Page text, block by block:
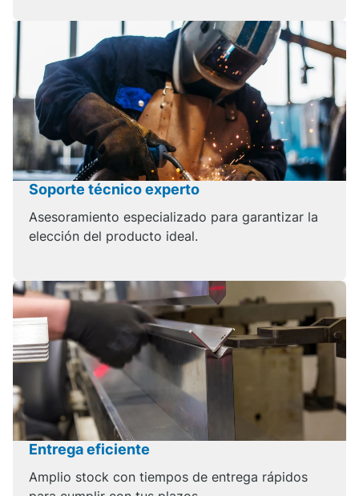
Soporte técnico experto
Asesoramiento especializado para garantizar la
elección del producto ideal.
Entrega eficiente
Amplio stock con tiempos de entrega rápidos